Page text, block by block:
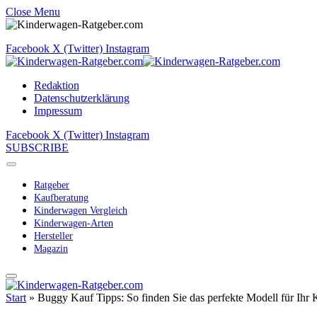
Close Menu
Facebook X (Twitter) Instagram
Redaktion
Datenschutzerklärung
Impressum
Facebook X (Twitter) Instagram
SUBSCRIBE
Ratgeber
Kaufberatung
Kinderwagen Vergleich
Kinderwagen-Arten
Hersteller
Magazin
Start » Buggy Kauf Tipps: So finden Sie das perfekte Modell für Ihr